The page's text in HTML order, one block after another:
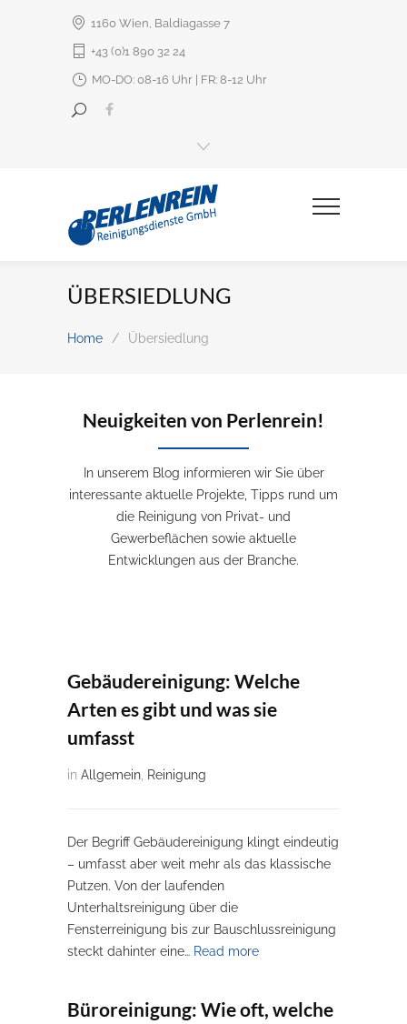
1160 Wien, Baldiagasse 7
+43 (0)1 890 32 24
MO-DO: 08-16 Uhr | FR: 8-12 Uhr
ÜBERSIEDLUNG
Home / Übersiedlung
Neuigkeiten von Perlenrein!
In unserem Blog informieren wir Sie über
interessante aktuelle Projekte, Tipps rund um
die Reinigung von Privat- und
Gewerbeflächen sowie aktuelle
Entwicklungen aus der Branche.
Gebäudereinigung: Welche
Arten es gibt und was sie
umfasst
in Allgemein Reinigung
Der Begriff Gebäudereinigung klingt eindeutig
– umfasst aber weit mehr als das klassische
Putzen. Von der laufenden
Unterhaltsreinigung über die
Fensterreinigung bis zur Bauschlussreinigung
steckt dahinter eine… Read more
Büroreinigung: Wie oft, welche